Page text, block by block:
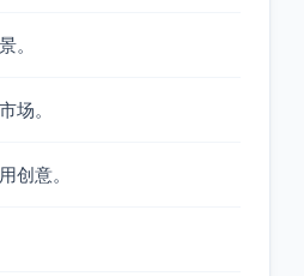
者，他计划再次利用俊
。
场。
创意。